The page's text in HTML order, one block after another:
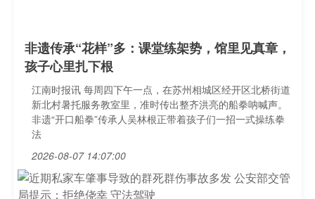
非遗传承“花样”多：课堂练架势，馆里见真章，
孩子心里扎下根
江南时报讯 每周四下午一点，在苏州相城区经开区北桥街道
新北村暑托服务教室里，准时传出整齐洪亮的船拳呐喊声。
非遗“开口船拳”传承人吴林根正带着孩子们一招一式操练拳
法
2026-08-07 14:07:00